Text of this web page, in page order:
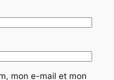
mon e-mail et mon